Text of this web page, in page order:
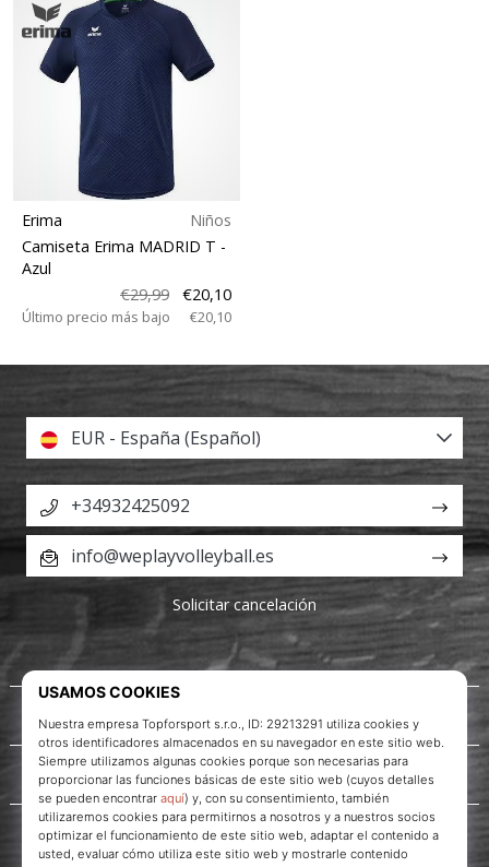
Erima
Niños
Camiseta Erima MADRID T -
Azul
€29,99
€20,10
Último precio más bajo €20,10
Acerca de nosotros
Servicio al cliente
EUR - España (Español)
+34932425092
info@weplayvolleyball.es
Solicitar cancelación